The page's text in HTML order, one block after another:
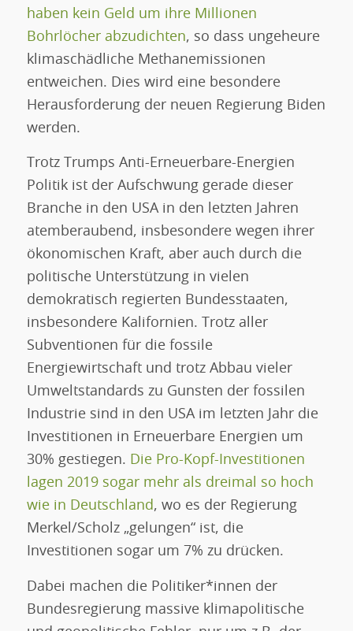
haben kein Geld um ihre Millionen
Bohrlöcher abzudichten, so dass ungeheure
klimaschädliche Methanemissionen
entweichen. Dies wird eine besondere
Herausforderung der neuen Regierung Biden
werden.
Trotz Trumps Anti-Erneuerbare-Energien
Politik ist der Aufschwung gerade dieser
Branche in den USA in den letzten Jahren
atemberaubend, insbesondere wegen ihrer
ökonomischen Kraft, aber auch durch die
politische Unterstützung in vielen
demokratisch regierten Bundesstaaten,
insbesondere Kalifornien. Trotz aller
Subventionen für die fossile
Energiewirtschaft und trotz Abbau vieler
Umweltstandards zu Gunsten der fossilen
Industrie sind in den USA im letzten Jahr die
Investitionen in Erneuerbare Energien um
30% gestiegen. Die Pro-Kopf-Investitionen
lagen 2019 sogar mehr als dreimal so hoch
wie in Deutschland, wo es der Regierung
Merkel/Scholz „gelungen“ ist, die
Investitionen sogar um 7% zu drücken.
Dabei machen die Politiker*innen der
Bundesregierung massive klimapolitische